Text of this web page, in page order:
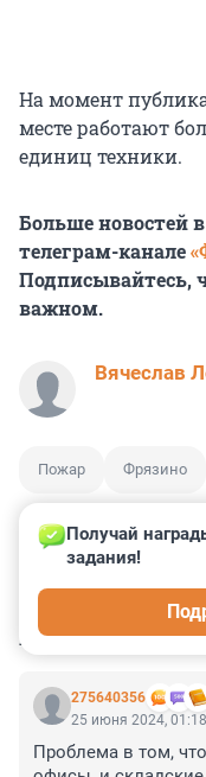
На момент
месте работают
единиц техники.
Больше новостей
телеграм-канале
Подписывайтесь,
важном.
Вячеслав
Пожар Фрязино
КОММЕНТАРИИ
275640356
Получай
задания!
25 июня 2024, 01:18
Проблема в том,